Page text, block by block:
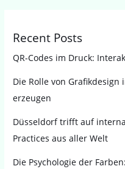
Recent Posts
QR-Codes im Druck:
Die Rolle von
erzeugen
Düsseldorf trifft auf
Practices aus aller Welt
Die Psychologie der